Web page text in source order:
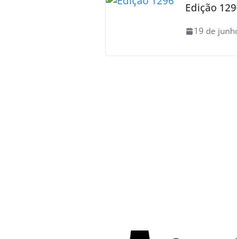
Edição
19 de